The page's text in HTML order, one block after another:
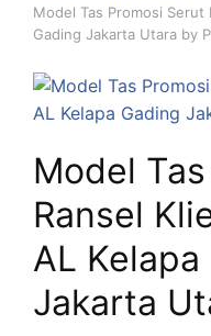
Model Tas Promosi Serut
Gading Jakarta Utara by
Model
Ransel
AL Kelapa
Jakarta